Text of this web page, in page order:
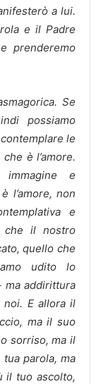
a lui.
e il Padre
prenderemo
Se
possiamo
le
è l’amore.
immagine e
l’amore, non
e
che il nostro
quello che
udito lo
ma addirittura
noi. E allora il
ma il suo
sorriso, ma il
parola, ma
il tuo ascolto,